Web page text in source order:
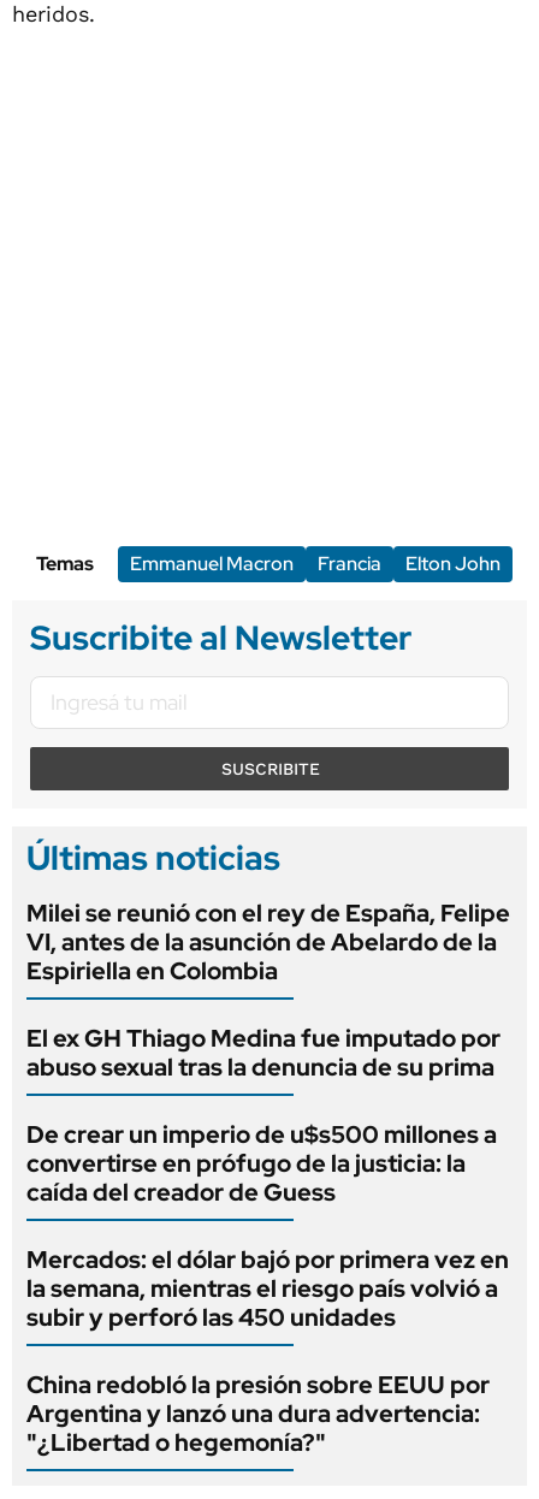
heridos.
Temas Emmanuel Macron Francia Elton John
Suscribite al Newsletter
SUSCRIBITE
Últimas noticias
Milei se reunió con el rey de España, Felipe
VI, antes de la asunción de Abelardo de la
Espiriella en Colombia
El ex GH Thiago Medina fue imputado por
abuso sexual tras la denuncia de su prima
De crear un imperio de u$s500 millones a
convertirse en prófugo de la justicia: la
caída del creador de Guess
Mercados: el dólar bajó por primera vez en
la semana, mientras el riesgo país volvió a
subir y perforó las 450 unidades
China redobló la presión sobre EEUU por
Argentina y lanzó una dura advertencia:
"¿Libertad o hegemonía?"